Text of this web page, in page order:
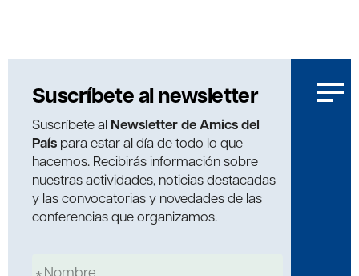
Suscríbete al newsletter
Suscríbete al Newsletter de Amics del
País para estar al día de todo lo que
hacemos. Recibirás información sobre
nuestras actividades, noticias destacadas
y las convocatorias y novedades de las
conferencias que organizamos.